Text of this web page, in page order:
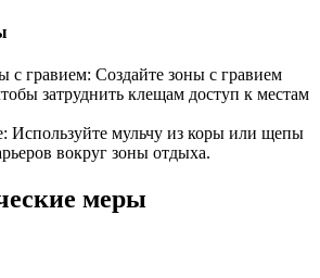
с гравием: Создайте зоны с гравием
затруднить клещам доступ к местам
Используйте мульчу из коры или щепы
вокруг зоны отдыха.
меры